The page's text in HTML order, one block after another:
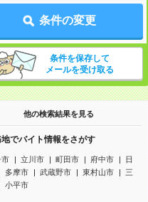
条件の変更
条件を保存して
メールを受け取る
他の検索結果を見る
でバイト情報をさがす
市 立川市 町田市 府中市
日
多摩市 武蔵野市 東村山市
三
小平市